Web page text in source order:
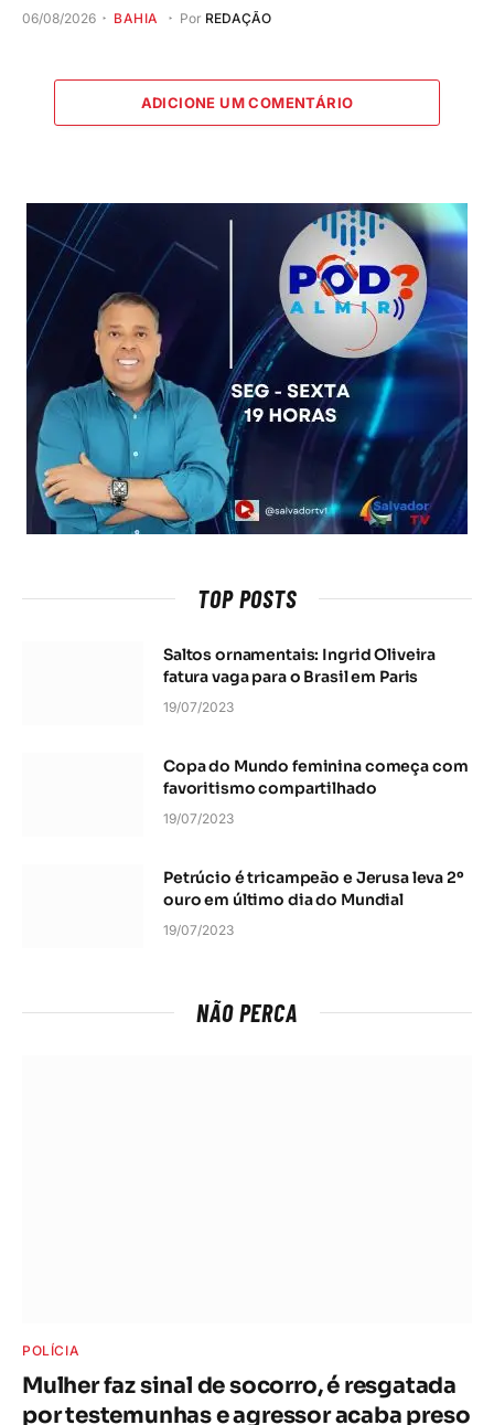
06/08/2026 BAHIA Por REDAÇÃO
ADICIONE UM COMENTÁRIO
TOP POSTS
Saltos ornamentais: Ingrid Oliveira
fatura vaga para o Brasil em Paris
19/07/2023
Copa do Mundo feminina começa com
favoritismo compartilhado
19/07/2023
Petrúcio é tricampeão e Jerusa leva 2º
ouro em último dia do Mundial
19/07/2023
NÃO PERCA
POLÍCIA
Mulher faz sinal de socorro, é resgatada
por testemunhas e agressor acaba preso